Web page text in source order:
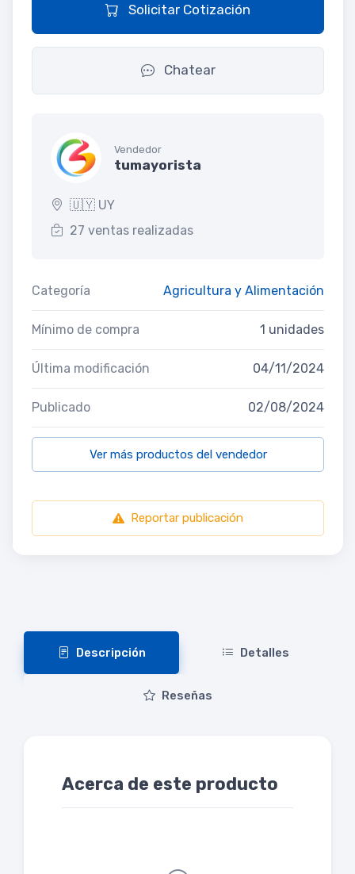
Solicitar Cotización
Chatear
Vendedor
tumayorista
🇺🇾 UY
27 ventas realizadas
Categoría Agricultura y Alimentación
Mínimo de compra 1 unidades
Última modificación 04/11/2024
Publicado 02/08/2024
Ver más productos del vendedor
Reportar publicación
Descripción Detalles
Reseñas
Acerca de este producto